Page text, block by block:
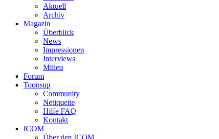
Aktuell
Archiv
Magazin
Überblick
News
Impressionen
Interviews
Milieu
Forum
Toonsup
Community
Netiquette
Hilfe FAQ
Kontakt
ICOM
Über den ICOM